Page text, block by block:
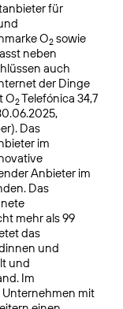
für
O2 sowie
neben
auch
der Dinge
O2Telefónica 34,7
Das
im
Anbieter im
Das
mehr als 99
das
und
und
Im
mit